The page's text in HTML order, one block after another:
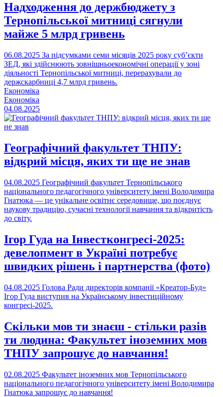
Надходження до держбюджету з
Тернопільської митниці сягнули
майже 5 млрд гривень
06.08.2025 За підсумками семи місяців 2025 року суб’єкти
ЗЕД, які здійснюють зовнішньоекономічні операції у зоні
діяльності Тернопільської митниці, перерахували до
держскарбниці 4,7 млрд гривень.
Економіка
Економіка
04.08.2025
Географічний факультет ТНПУ:
відкрий місця, яких ти ще не знав
04.08.2025 Географічний факультет Тернопільського
національного педагогічного університету імені Володимира
Гнатюка — це унікальне освітнє середовище, що поєднує
наукову традицію, сучасні технології навчання та відкритість
до світу.
Ігор Гуда на Інвестконгресі-2025:
девелопмент в Україні потребує
швидких рішень і партнерства (фото)
04.08.2025 Голова Ради директорів компанії «Креатор-Буд»
Ігор Гуда виступив на Українському інвестиційному
конгресі-2025.
Скільки мов ти знаєш - стільки разів
ти людина: Факультет іноземних мов
ТНПУ запрошує до навчання!
02.08.2025 Факультет іноземних мов Тернопільського
національного педагогічного університету імені Володимира
Гнатюка запрошує до навчання!